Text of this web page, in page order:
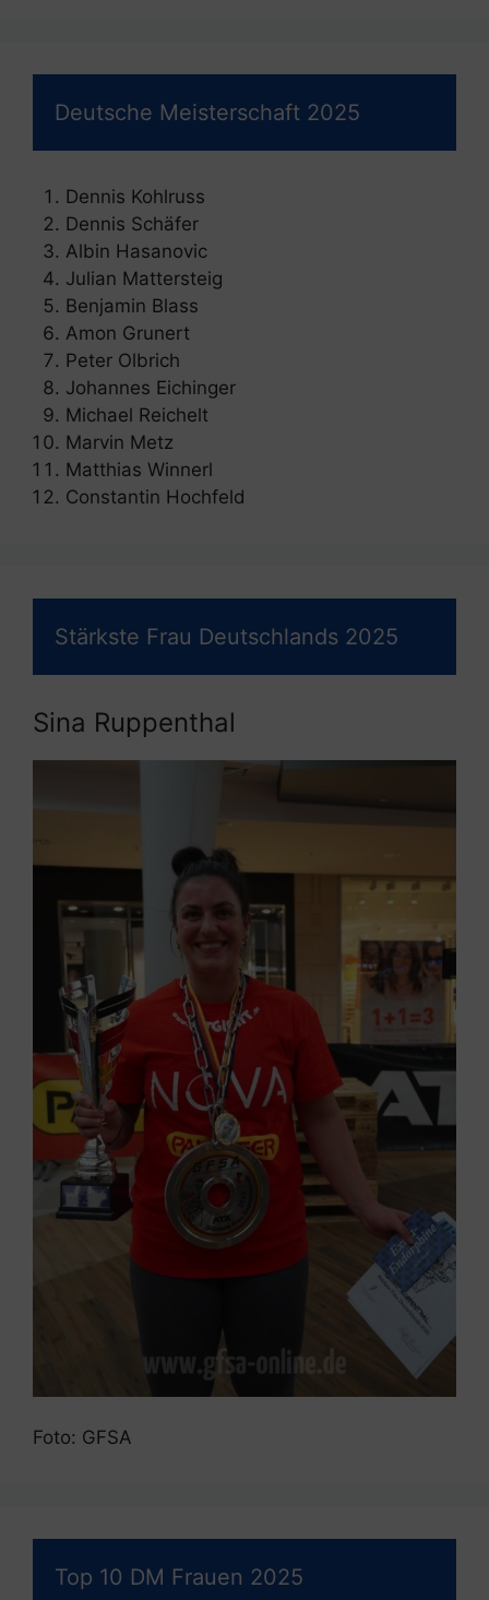
Deutsche Meisterschaft 2025
Dennis Kohlruss
Dennis Schäfer
Albin Hasanovic
Julian Mattersteig
Benjamin Blass
Amon Grunert
Peter Olbrich
Johannes Eichinger
Michael Reichelt
Marvin Metz
Matthias Winnerl
Constantin Hochfeld
Stärkste Frau Deutschlands 2025
Sina Ruppenthal
Foto: GFSA
Top 10 DM Frauen 2025